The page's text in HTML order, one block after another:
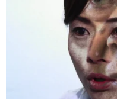
Focus
Focus
Queimadela
Exposition
Autres programmes
Séances
Jeune public
Films sonores
L’amertume
Ouverture et
あなたの声は私の喉を通った
Couleur, 7’